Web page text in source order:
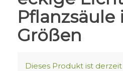
Pflanzsäule
Größen
Dieses Produkt ist